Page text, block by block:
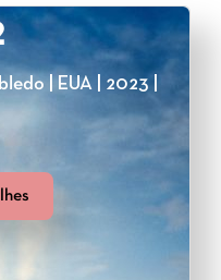
| EUA | 2023 |